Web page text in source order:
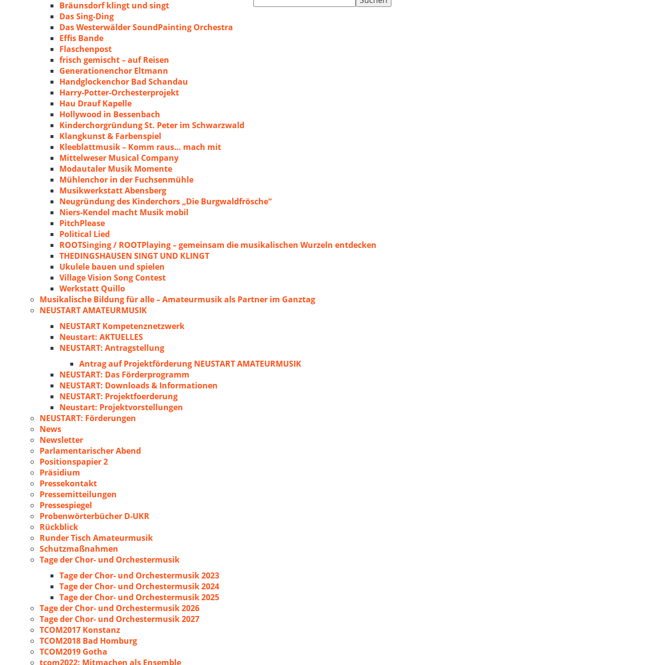
nach:
Bräunsdorf klingt und singt
Das Sing-Ding
Das Westerwälder SoundPainting Orchestra
Effis Bande
Flaschenpost
frisch gemischt – auf Reisen
Generationenchor Eltmann
Handglockenchor Bad Schandau
Harry-Potter-Orchesterprojekt
Hau Drauf Kapelle
Hollywood in Bessenbach
Kinderchorgründung St. Peter im Schwarzwald
Klangkunst & Farbenspiel
Kleeblattmusik – Komm raus… mach mit
Mittelweser Musical Company
Modautaler Musik Momente
Mühlenchor in der Fuchsenmühle
Musikwerkstatt Abensberg
Neugründung des Kinderchors „Die Burgwaldfrösche“
Niers-Kendel macht Musik mobil
PitchPlease
Political Lied
ROOTSinging / ROOTPlaying – gemeinsam die musikalischen Wurzeln entdecken
THEDINGSHAUSEN SINGT UND KLINGT
Ukulele bauen und spielen
Village Vision Song Contest
Werkstatt Quillo
Musikalische Bildung für alle – Amateurmusik als Partner im Ganztag
NEUSTART AMATEURMUSIK
NEUSTART Kompetenznetzwerk
Neustart: AKTUELLES
NEUSTART: Antragstellung
Antrag auf Projektförderung NEUSTART AMATEURMUSIK
NEUSTART: Das Förderprogramm
NEUSTART: Downloads & Informationen
NEUSTART: Projektfoerderung
Neustart: Projektvorstellungen
NEUSTART: Förderungen
News
Newsletter
Parlamentarischer Abend
Positionspapier 2
Präsidium
Pressekontakt
Pressemitteilungen
Pressespiegel
Probenwörterbücher D-UKR
Rückblick
Runder Tisch Amateurmusik
Schutzmaßnahmen
Tage der Chor- und Orchestermusik
Tage der Chor- und Orchestermusik 2023
Tage der Chor- und Orchestermusik 2024
Tage der Chor- und Orchestermusik 2025
Tage der Chor- und Orchestermusik 2026
Tage der Chor- und Orchestermusik 2027
TCOM2017 Konstanz
TCOM2018 Bad Homburg
TCOM2019 Gotha
tcom2022: Mitmachen als Ensemble